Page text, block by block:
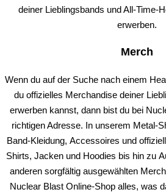
deiner Lieblingsbands und All-Time-
erwerben.
Merch
Wenn du auf der Suche nach einem
du offizielles Merchandise deiner
erwerben kannst, dann bist du bei
richtigen Adresse. In unserem Metal-
Band-Kleidung, Accessoires und
Shirts, Jacken und Hoodies bis hin zu
anderen sorgfältig ausgewählten
Nuclear Blast Online-Shop alles, was